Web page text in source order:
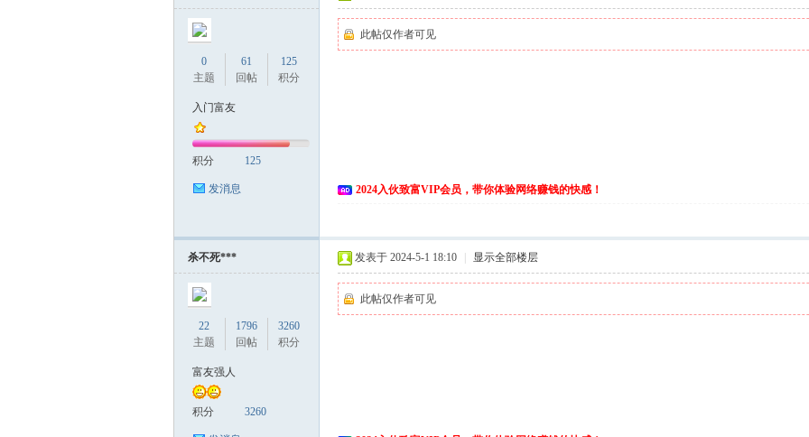
0
主题
61
回帖
125
积分
入门富友
积分 125
发消息
此帖仅作者可见
2024入伙致富VIP会员，带你体验网络赚钱的快感！
杀不死***
22
主题
1796
回帖
3260
积分
富友强人
积分 3260
发表于 2024-5-1 18:10 显示全部楼层
此帖仅作者可见